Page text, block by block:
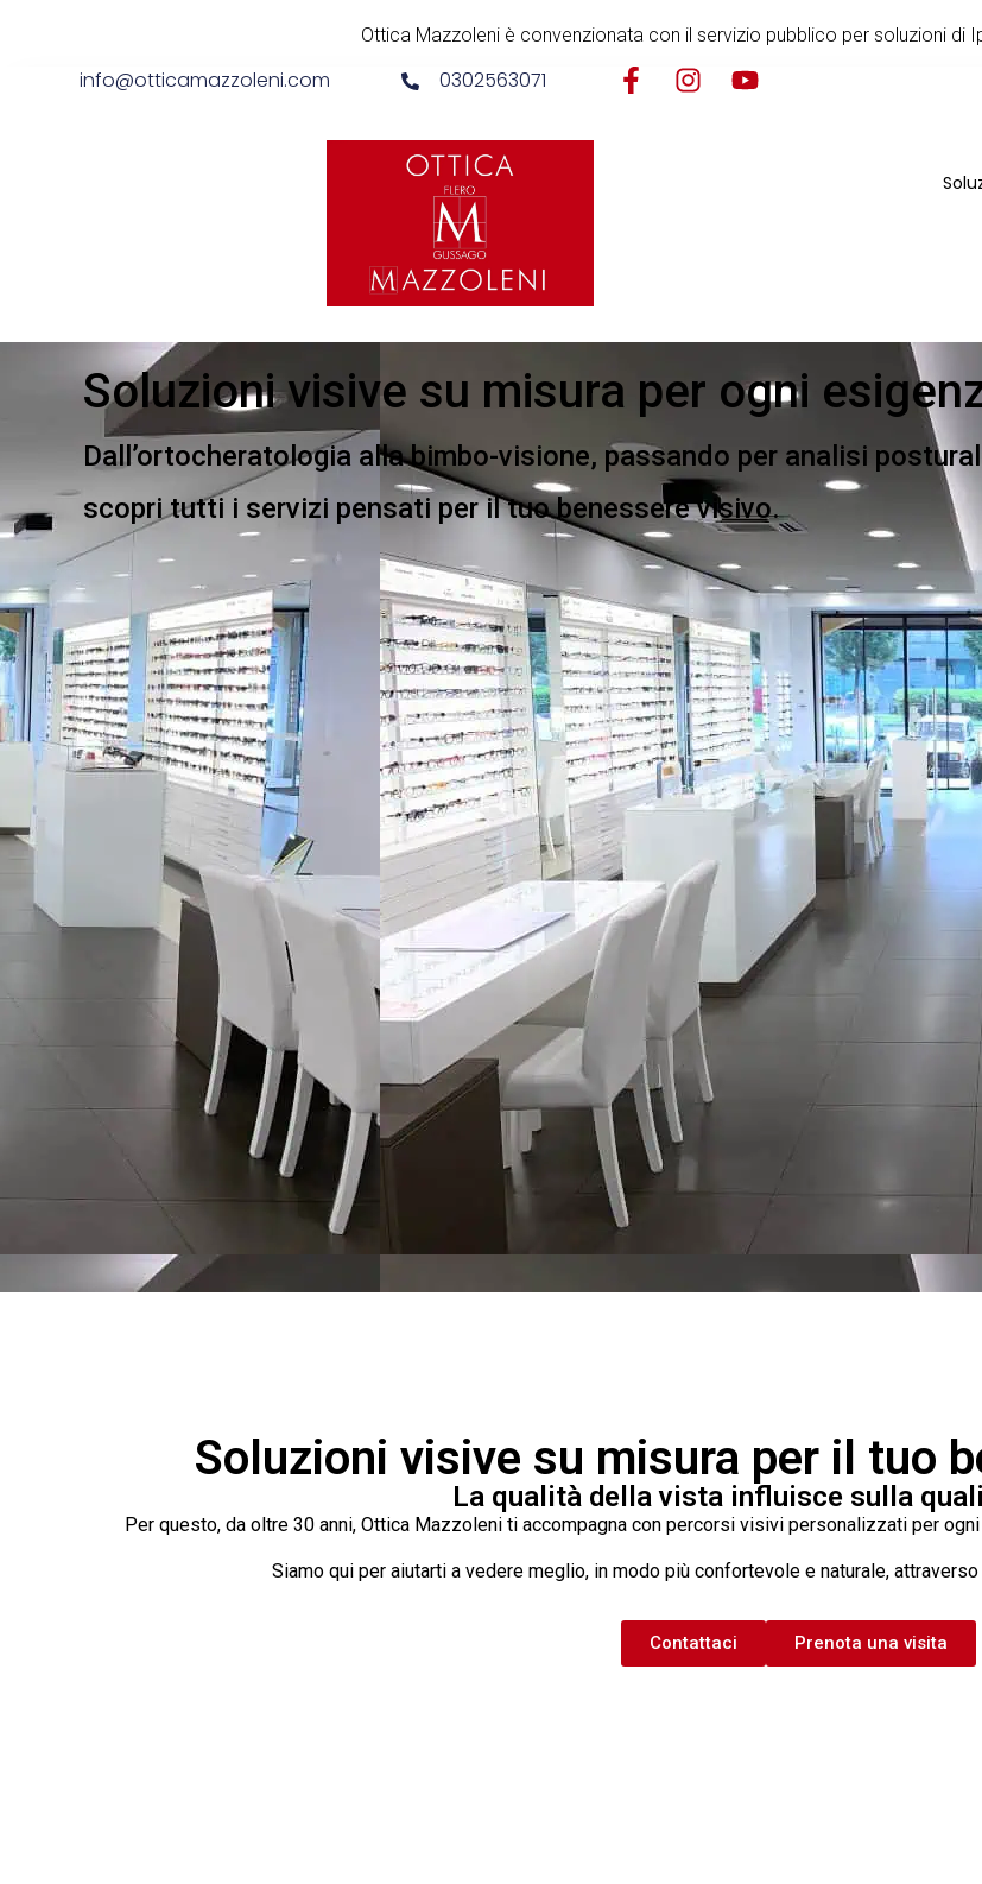
Ottica Mazzoleni è convenzionata con il servizio pubblico per soluzioni di
info@otticamazzoleni.com 0302563071
Soluzioni visive su misura per ogni
Dall’ortocheratologia alla bimbo-visione, passando per analisi
scopri tutti i servizi pensati per il tuo benessere visivo.
Soluzioni visive su misura per il tuo
La qualità della vista influisce sulla
Per questo, da oltre 30 anni, Ottica Mazzoleni ti accompagna con percorsi visivi personalizzati per
Siamo qui per aiutarti a vedere meglio, in modo più confortevole e naturale,
Contattaci Prenota una visita